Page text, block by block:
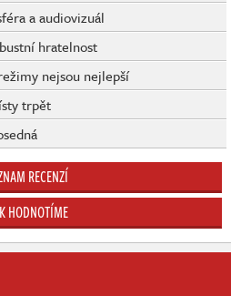
a audiovizuál
hratelnost
nejsou nejlepší
trpět
RECENZÍ
HODNOTÍME